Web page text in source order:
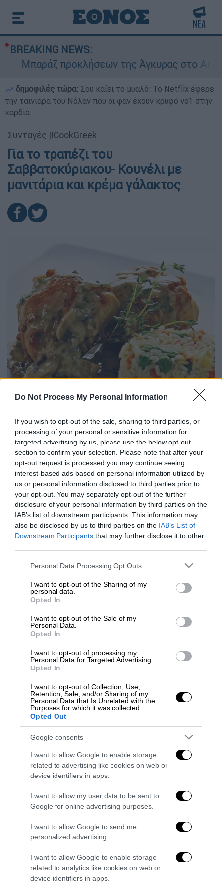
Do Not Process My Personal Information
If you wish to opt-out of the sale, sharing to third parties, or
processing of your personal or sensitive information for
targeted advertising by us, please use the below opt-out
section to confirm your selection. Please note that after your
opt-out request is processed you may continue seeing
interest-based ads based on personal information utilized by
us or personal information disclosed to third parties prior to
your opt-out. You may separately opt-out of the further
disclosure of your personal information by third parties on the
IAB’s list of downstream participants. This information may
also be disclosed by us to third parties on the IAB’s List of
Downstream Participants that may further disclose it to other
Please note that this website/app uses one or more Google
not limited to your visit or usage behaviour. You may click to
grant or deny consent to Google and its third-party tags to
use your data for below specified purposes in below Google
consent section.
Personal Data Processing Opt Outs
I want to opt-out of the Sharing of my
personal data.
Opted In
I want to opt-out of the Sale of my
Personal Data.
Opted In
I want to opt-out of processing my
Personal Data for Targeted Advertising.
Opted In
I want to opt-out of Collection, Use,
Retention, Sale, and/or Sharing of my
Personal Data that Is Unrelated with the
Purposes for which it was collected.
Opted Out
Google consents
I want to allow Google to enable storage
related to advertising like cookies on web or
device identifiers in apps.
I want to allow my user data to be sent to
Google for online advertising purposes.
I want to allow Google to send me
personalized advertising.
I want to allow Google to enable storage
related to analytics like cookies on web or
device identifiers in apps.
BREAKING NEWS:
Μπαράζ προκλήσεων της Άγκυρας στο
δημοφιλές τώρα: Σου καίει το μυαλό: Το Netflix έφερε
την ταινιάρα του Νόλαν που οι φαν έχουν κρυφό νο1 στην
καρδιά...
Συνταγές |ICookGreek
Για το τραπέζι του
Σαββατοκύριακου- Κουνέλι με
μανιτάρια και κρέμα γάλακτος
Εκτέλεση
Σε λεκάνη με νερό που έχετε προσθέσει
λίγο ξίδι, πλένετε το κουνέλι, το κόβετε
σε μερίδες και τις αλατοπιπερώνετε.
Ζεσταίνετε το ελαιόλαδο μαζί με το
σοτάρετε τις μερίδες του κουνελιού,
μέχρι να ροδίσουν καλά απ’ όλες τις
©ICookGreek
70' 6
Υλικά
1 κουνέλι γύρω στο 1 ½ κιλό
4 κουταλιές της σούπας ελαιόλαδο
2 κουταλιές της σούπας βούτυρο
2 κρεμμύδια ψιλοκομμένα
200 γρ. μανιτάρια κομμένα σε
1 φύλλο δάφνη
1 κλωνάρι θυμάρι
200ml κρασί λευκό ξηρό
2 κουταλιές της σούπας μαϊντανός
150ml κρέμα γάλακτος
αλάτι, πιπέρι, λίγο ξίδι
ρύζι πιλάφι και λαχανικά σοτέ για
το γαρνίρισμα